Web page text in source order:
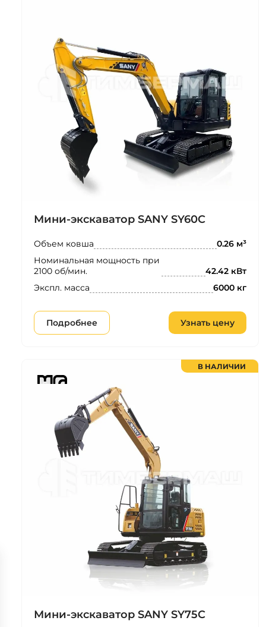
Мини-экскаватор SANY SY60C
Объем ковша 0.26 м³
Номинальная мощность при
2100 об/мин.
42.42 кВт
Экспл. масса 6000 кг
Подробнее Узнать цену
В НАЛИЧИИ
Мини-экскаватор SANY SY75C